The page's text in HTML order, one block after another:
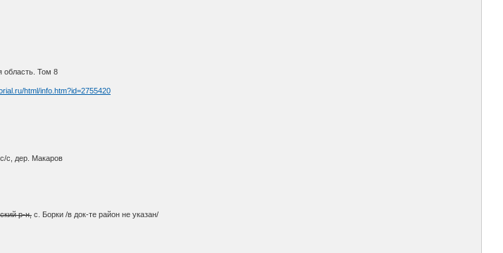
область. Том 8
html/info.htm?id=2755420
с, дер. Макаров
р-н, с. Борки /в док-те район не указан/